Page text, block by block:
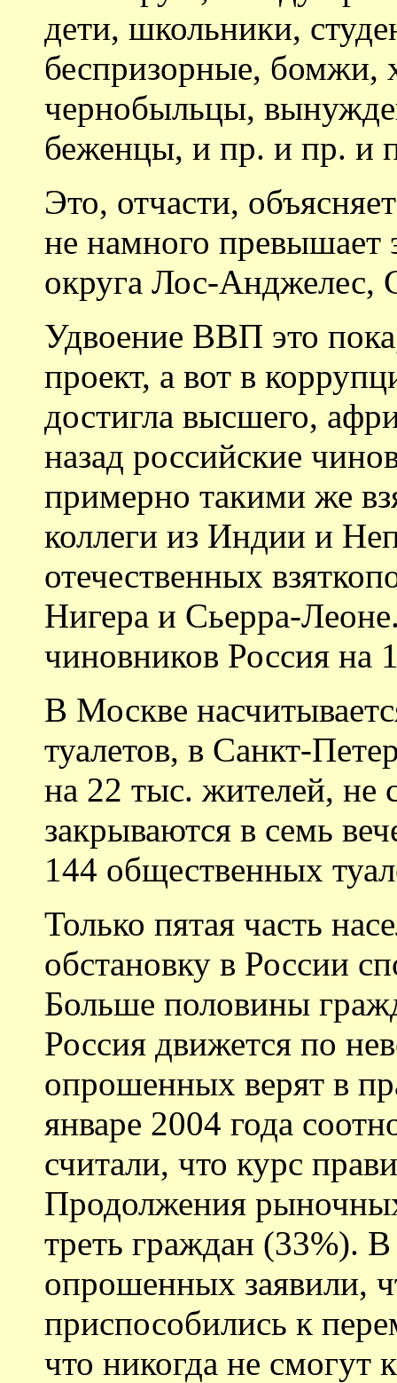
дети, школьники,
беспризорные, бомжи,
чернобыльцы,
беженцы, и пр. и пр. и
Это, отчасти,
не намного превышает
округа Лос-
Удвоение ВВП это
проект, а вот в
достигла высшего,
назад российские
примерно такими же
коллеги из Индии и
отечественных
Нигера и Сьерра-
чиновников Россия на
В Москве
туалетов, в Санкт-
на 22 тыс. жителей, не
закрываются в семь
144 общественных
Только пятая часть
обстановку в России
Больше половины
Россия движется по
опрошенных верят в
январе 2004 года
считали, что курс
Продолжения
треть граждан (33%).
опрошенных заявили,
приспособились к
что никогда не смогут